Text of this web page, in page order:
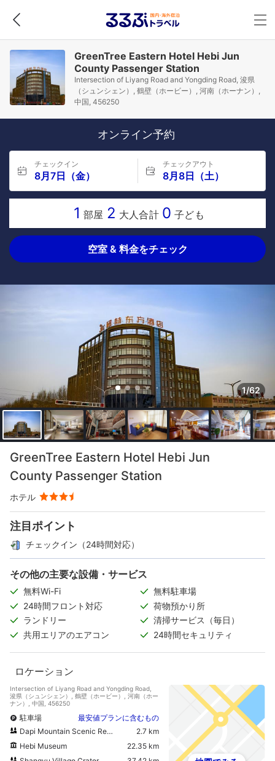
GreenTree Eastern Hotel Hebi Jun
County Passenger Station
Intersection of Liyang Road and Yongding Road, 浚県
（シュンシェン）, 鶴壁（ホービー）, 河南（ホーナン）,
中国, 456250
オンライン予約
チェックイン
8月7日（金）
チェックアウト
8月8日（土）
1 部屋 2 大人合計 0 子ども
空室 & 料金をチェック
1/62
GreenTree Eastern Hotel Hebi Jun
County Passenger Station
ホテル
注目ポイント
チェックイン（24時間対応）
その他の主要な設備・サービス
無料Wi-Fi
無料駐車場
24時間フロント対応
荷物預かり所
ランドリー
清掃サービス（毎日）
共用エリアのエアコン
24時間セキュリティ
ロケーション
Intersection of Liyang Road and Yongding Road,
浚県（シュンシェン）, 鶴壁（ホービー）, 河南（ホー
ナン）, 中国, 456250
駐車場
最安値プランに含むもの
Dapi Mountain Scenic Resort
2.7 km
Hebi Museum
22.35 km